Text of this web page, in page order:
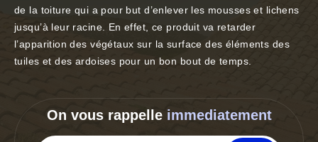
de la toiture qui a pour but d’enlever les mousses et lichens
jusqu’à leur racine. En effet, ce produit va retarder
l’apparition des végétaux sur la surface des éléments des
tuiles et des ardoises pour un bon bout de temps.
On vous rappelle immediatement